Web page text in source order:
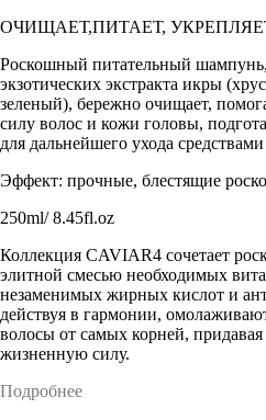
ОЧИЩАЕТ,ПИТАЕТ,
Роскошный питательный
экзотических экстракта икры
зеленый), бережно очищает,
силу волос и кожи головы,
для дальнейшего ухода
Эффект: прочные, блестящие
250ml/ 8.45fl.oz
Коллекция CAVIAR4 сочетает
элитной смесью необходимых
незаменимых жирных кислот и
действуя в гармонии,
волосы от самых корней,
жизненную силу.
Подробнее